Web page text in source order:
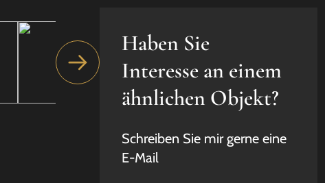
Haben Sie
Interesse an einem
ähnlichen Objekt?
Schreiben Sie mir gerne eine
E-Mail